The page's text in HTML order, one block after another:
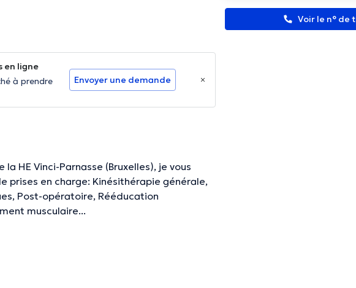
Voir le n° de
en ligne
à prendre
Envoyer une demande
HE Vinci-Parnasse (Bruxelles), je vous
prises en charge: Kinésithérapie générale,
Post-opératoire, Rééducation
musculaire...